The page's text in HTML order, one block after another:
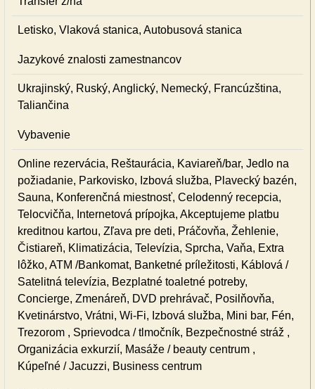
Letisko, Vlaková stanica, Autobusová stanica
Jazykové znalosti zamestnancov
Ukrajinský, Ruský, Anglický, Nemecký, Francúzština,
Taliančina
Vybavenie
Online rezervácia, Reštaurácia, Kaviareň/bar, Jedlo na
požiadanie, Parkovisko, Izbová služba, Plavecký bazén,
Sauna, Konferenčná miestnosť, Celodenný recepcia,
Telocvičňa, Internetová prípojka, Akceptujeme platbu
kreditnou kartou, Zľava pre deti, Práčovňa, Žehlenie,
Čistiareň, Klimatizácia, Televízia, Sprcha, Vaňa, Extra
lôžko, ATM /Bankomat, Banketné príležitosti, Káblová /
Satelitná televízia, Bezplatné toaletné potreby,
Concierge, Zmenáreň, DVD prehrávač, Posilňovňa,
Kvetinárstvo, Vrátni, Wi-Fi, Izbová služba, Mini bar, Fén,
Trezorom , Sprievodca / tlmočník, Bezpečnostné stráž ,
Organizácia exkurzií, Masáže / beauty centrum ,
Kúpeľné / Jacuzzi, Business centrum